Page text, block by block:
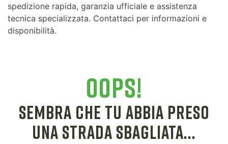
spedizione rapida, garanzia ufficiale e assistenza
tecnica specializzata. Contattaci per informazioni e
disponibilità.
OOPS!
SEMBRA CHE TU ABBIA PRESO
UNA STRADA SBAGLIATA...